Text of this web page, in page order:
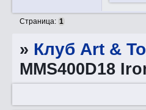
Страница: 1
» Клуб Art &
MMS400D18